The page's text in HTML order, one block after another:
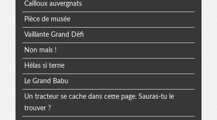
Cailloux auvergnats
Pièce de musée
Vaillante Grand Défi
Non mais !
Hélas si terne
Le Grand Babu
Un tracteur se cache dans cette page. Sauras-tu le
trouver ?